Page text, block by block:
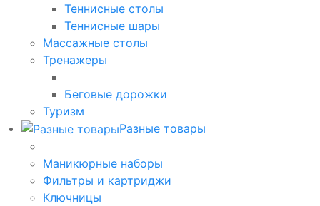
Теннисные столы
Теннисные шары
Массажные столы
Тренажеры
Беговые дорожки
Туризм
Разные товары
Маникюрные наборы
Фильтры и картриджи
Ключницы